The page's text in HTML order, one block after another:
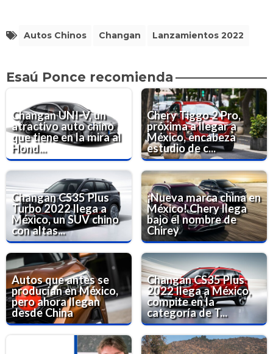
Autos Chinos Changan Lanzamientos 2022
Esaú Ponce recomienda
Changan UNI-V, un
atractivo auto chino
que tiene en la mira al
Hond...
Chery Tiggo 2 Pro,
próxima a llegar a
México, encabeza
estudio de c...
Changan CS35 Plus
Turbo 2022 llega a
México, un SUV chino
con altas...
¡Nueva marca china en
México! Chery llega
bajo el nombre de
Chirey
Autos que antes se
producían en México,
pero ahora llegan
desde China
Changan CS35 Plus
2022 llega a México,
compite en la
categoría de T...